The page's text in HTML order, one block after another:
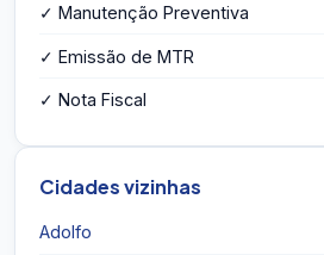
✓ Manutenção Preventiva
✓ Emissão de MTR
✓ Nota Fiscal
Cidades vizinhas
Adolfo